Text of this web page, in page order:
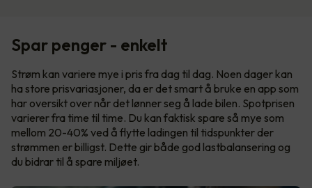
Spar penger - enkelt
Strøm kan variere mye i pris fra dag til dag. Noen dager kan
ha store prisvariasjoner, da er det smart å bruke en app som
har oversikt over når det lønner seg å lade bilen. Spotprisen
varierer fra time til time. Du kan faktisk spare så mye som
mellom 20-40% ved å flytte ladingen til tidspunkter der
strømmen er billigst. Dette gir både god lastbalansering og
du bidrar til å spare miljøet.